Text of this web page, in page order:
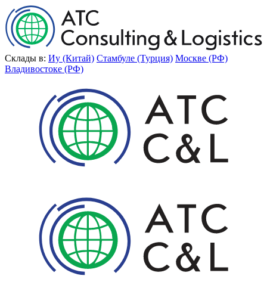
Склады в: Иу (Китай) Стамбуле (Турция) Москве (РФ)
Владивостоке (РФ)